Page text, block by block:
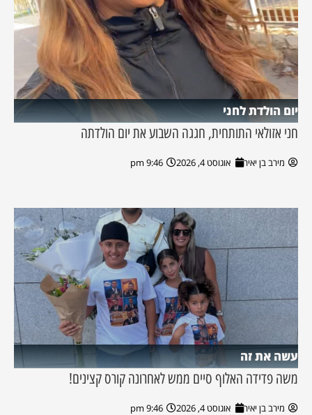
יום הולדת לחני
חני אזולאי התותחית, חגגה השבוע את יום הולדתה
מירב בן יאיר אוגוסט 4, 2026 9:46 pm
עשה את זה
משה פדידה האלוף סיים ממש לאחרונה קורס קצינים!
מירב בן יאיר אוגוסט 4, 2026 9:46 pm